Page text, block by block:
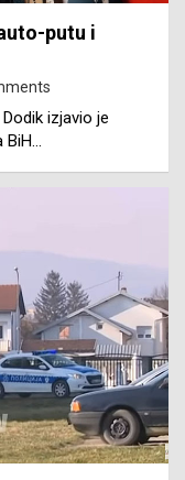
putu i
izjavio je
BiH…